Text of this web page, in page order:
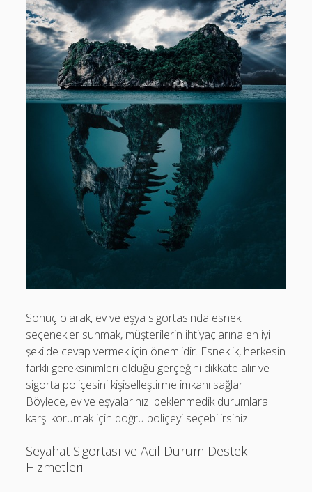
Sonuç olarak, ev ve eşya sigortasında esnek
seçenekler sunmak, müşterilerin ihtiyaçlarına en iyi
şekilde cevap vermek için önemlidir. Esneklik, herkesin
farklı gereksinimleri olduğu gerçeğini dikkate alır ve
sigorta poliçesini kişiselleştirme imkanı sağlar.
Böylece, ev ve eşyalarınızı beklenmedik durumlara
karşı korumak için doğru poliçeyi seçebilirsiniz.
Seyahat Sigortası ve Acil Durum Destek
Hizmetleri